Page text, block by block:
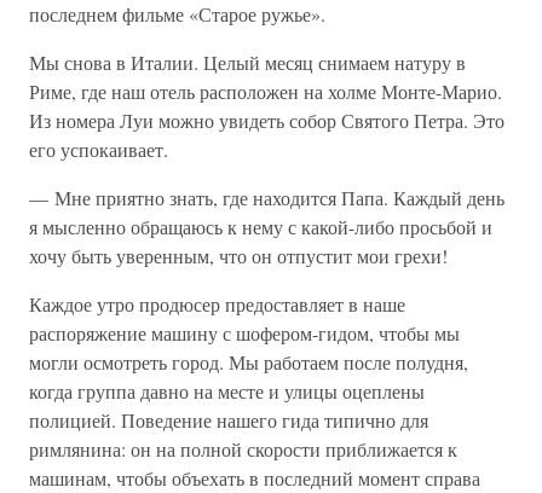
последнем фильме «Старое ружье».
Мы снова в Италии. Целый месяц снимаем натуру в
Риме, где наш отель расположен на холме Монте-Марио.
Из номера Луи можно увидеть собор Святого Петра. Это
его успокаивает.
— Мне приятно знать, где находится Папа. Каждый день
я мысленно обращаюсь к нему с какой-либо просьбой и
хочу быть уверенным, что он отпустит мои грехи!
Каждое утро продюсер предоставляет в наше
распоряжение машину с шофером-гидом, чтобы мы
могли осмотреть город. Мы работаем после полудня,
когда группа давно на месте и улицы оцеплены
полицией. Поведение нашего гида типично для
римлянина: он на полной скорости приближается к
машинам, чтобы объехать в последний момент справа